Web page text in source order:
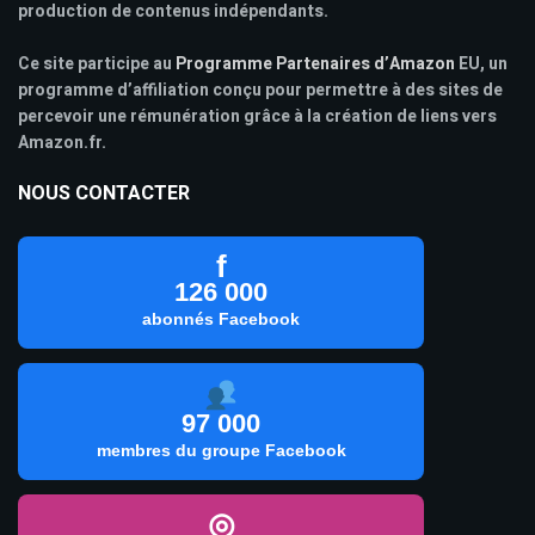
production de contenus indépendants.
Ce site participe au Programme Partenaires d’Amazon EU, un
programme d’affiliation conçu pour permettre à des sites de
percevoir une rémunération grâce à la création de liens vers
Amazon.fr.
NOUS CONTACTER
f
126 000
abonnés Facebook
97 000
membres du groupe Facebook
◎